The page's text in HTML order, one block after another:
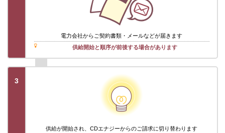
電力会社から ご契約書類・メールなどが届きます
供給開始と順序が前後する場合があります
3
供給が開始され、CDエナジーからのご請求に切り替わります